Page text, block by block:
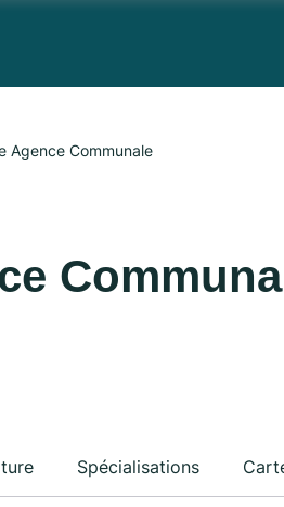
Agence Communale
Spécialisations